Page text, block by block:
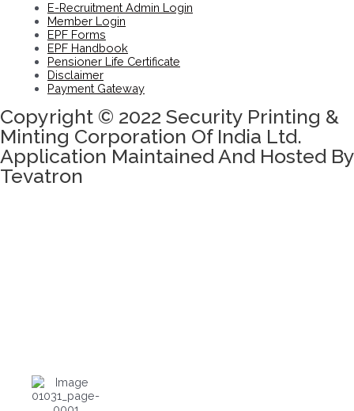
E-Recruitment Admin Login
Member Login
EPF Forms
EPF Handbook
Pensioner Life Certificate
Disclaimer
Payment Gateway
Copyright © 2022 Security Printing &
Minting Corporation Of India Ltd.
Application Maintained And Hosted By
Tevatron